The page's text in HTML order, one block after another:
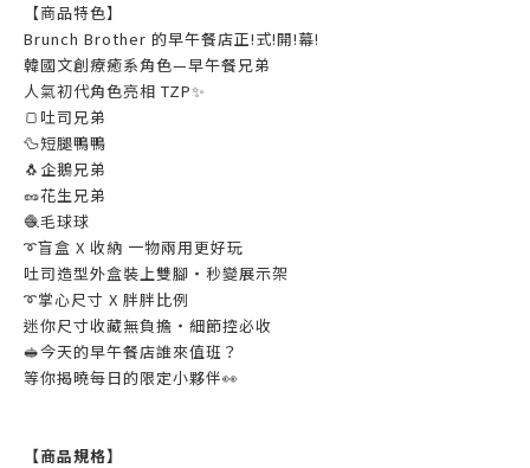
【商品特色】
Brunch Brother 的早午餐店正!式!開!幕!
韓國文創療癒系角色—早午餐兄弟
人氣初代角色亮相 TZP✨
🍞吐司兄弟
🦆短腿鴨鴨
🐧企鵝兄弟
🥜花生兄弟
🧶毛球球
➰盲盒 X 收納 一物兩用更好玩
吐司造型外盒裝上雙腳・秒變展示架
➰掌心尺寸 X 胖胖比例
迷你尺寸收藏無負擔・細節控必收
🥪今天的早午餐店誰來值班？
等你揭曉每日的限定小夥伴👀
【商品規格】